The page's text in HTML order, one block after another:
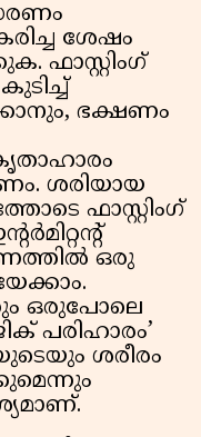
ശേഷം
ഫാസ്റ്റിംഗ്
ഭക്ഷണം
ശരിയായ
ഫാസ്റ്റിംഗ്
ഒരു
ഒരുപോലെ
പരിഹാരം’
ശരീരം